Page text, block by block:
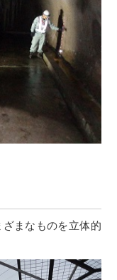
まなものを立体的